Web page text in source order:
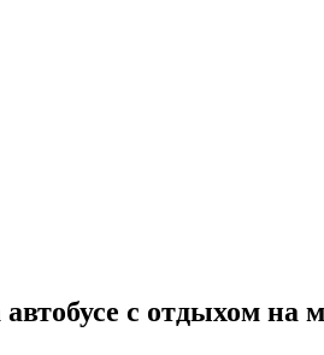
с отдыхом на